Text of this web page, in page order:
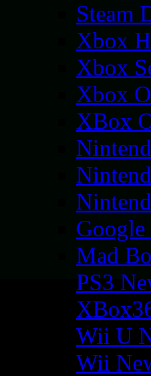
Steam
Xbox
Xbox
Xbox
XBox
Google
Mad
PS3
Wii U
Wii